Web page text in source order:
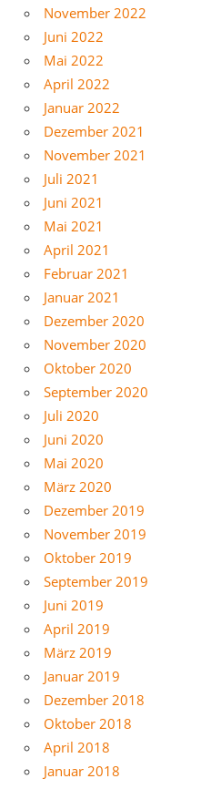
November 2022
Juni 2022
Mai 2022
April 2022
Januar 2022
Dezember 2021
November 2021
Juli 2021
Juni 2021
Mai 2021
April 2021
Februar 2021
Januar 2021
Dezember 2020
November 2020
Oktober 2020
September 2020
Juli 2020
Juni 2020
Mai 2020
März 2020
Dezember 2019
November 2019
Oktober 2019
September 2019
Juni 2019
April 2019
März 2019
Januar 2019
Dezember 2018
Oktober 2018
April 2018
Januar 2018